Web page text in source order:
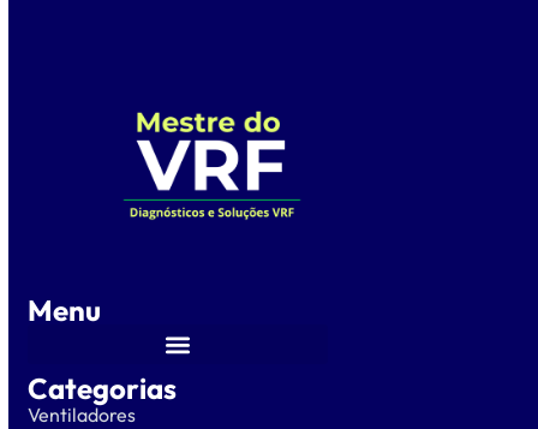
Menu
Categorias
Ventiladores